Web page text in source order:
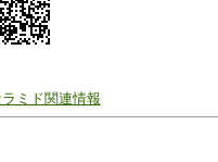
ラミド関連情報